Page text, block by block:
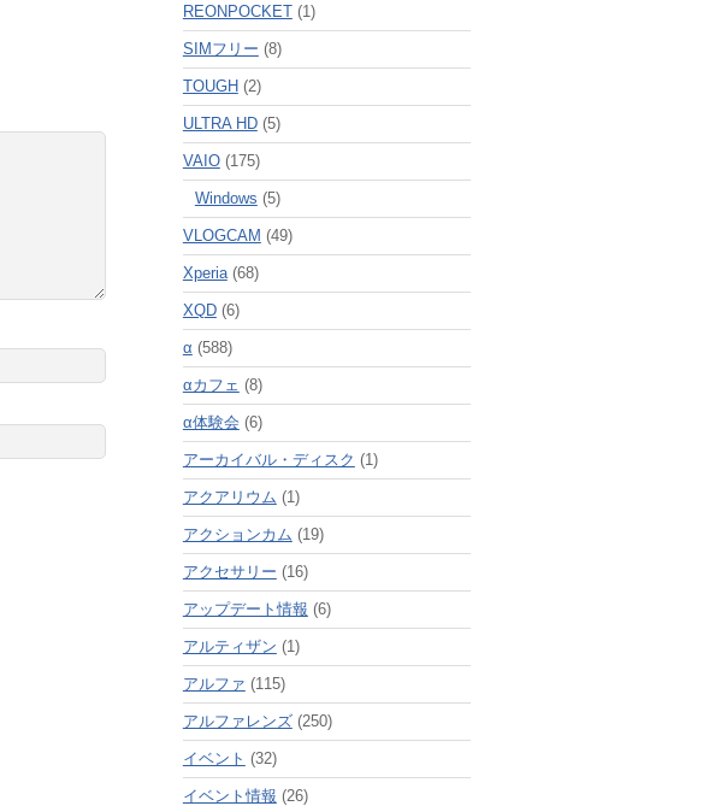
REONPOCKET(1)
SIMフリー (8)
TOUGH (2)
ULTRA HD(5)
VAIO(175)
Windows (5)
VLOGCAM (49)
Xperia(68)
XQD(6)
α (588)
αカフェ (8)
α体験会 (6)
アーカイバル・ディスク (1)
アクアリウム (1)
アクションカム (19)
アクセサリー (16)
アップデート情報 (6)
アルティザン (1)
アルファ (115)
アルファレンズ(250)
イベント (32)
イベント情報 (26)